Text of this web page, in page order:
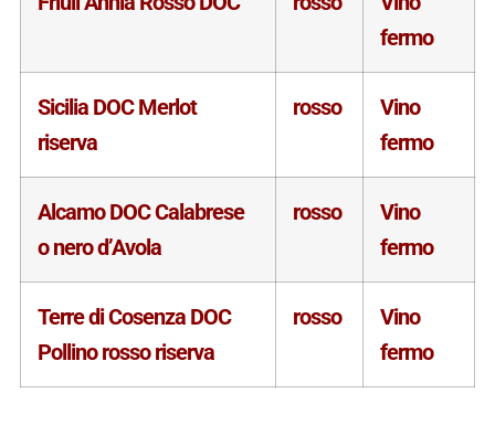
fermo
Sicilia DOC Merlot
riserva
rosso
Vino
fermo
Alcamo DOC Calabrese
o nero d’Avola
rosso
Vino
fermo
Terre di Cosenza DOC
Pollino rosso riserva
rosso
Vino
fermo